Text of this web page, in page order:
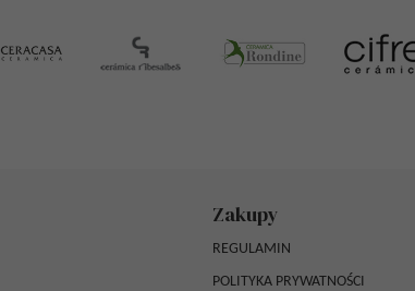
Zakupy
REGULAMIN
POLITYKA PRYWATNOŚCI